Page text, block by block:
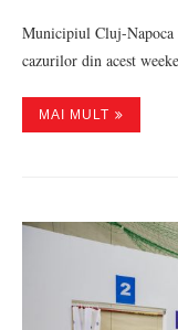
Municipiul Cluj-Napoca
cazurilor din acest
MAI MULT